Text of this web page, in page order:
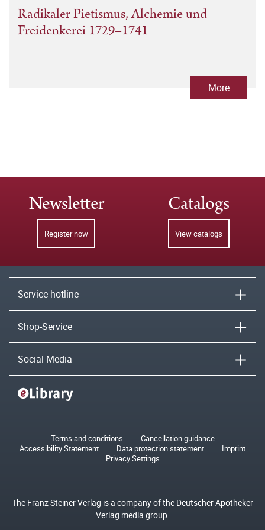
Radikaler Pietismus, Alchemie und
Freidenkerei 1729–1741
More
Newsletter
Register now
Catalogs
View catalogs
Service hotline
Shop-Service
Social Media
Terms and conditions
Cancellation guidance
Accessibility Statement
Data protection statement
Imprint
Privacy Settings
The Franz Steiner Verlag is a company of the Deutscher Apotheker
Verlag media group.